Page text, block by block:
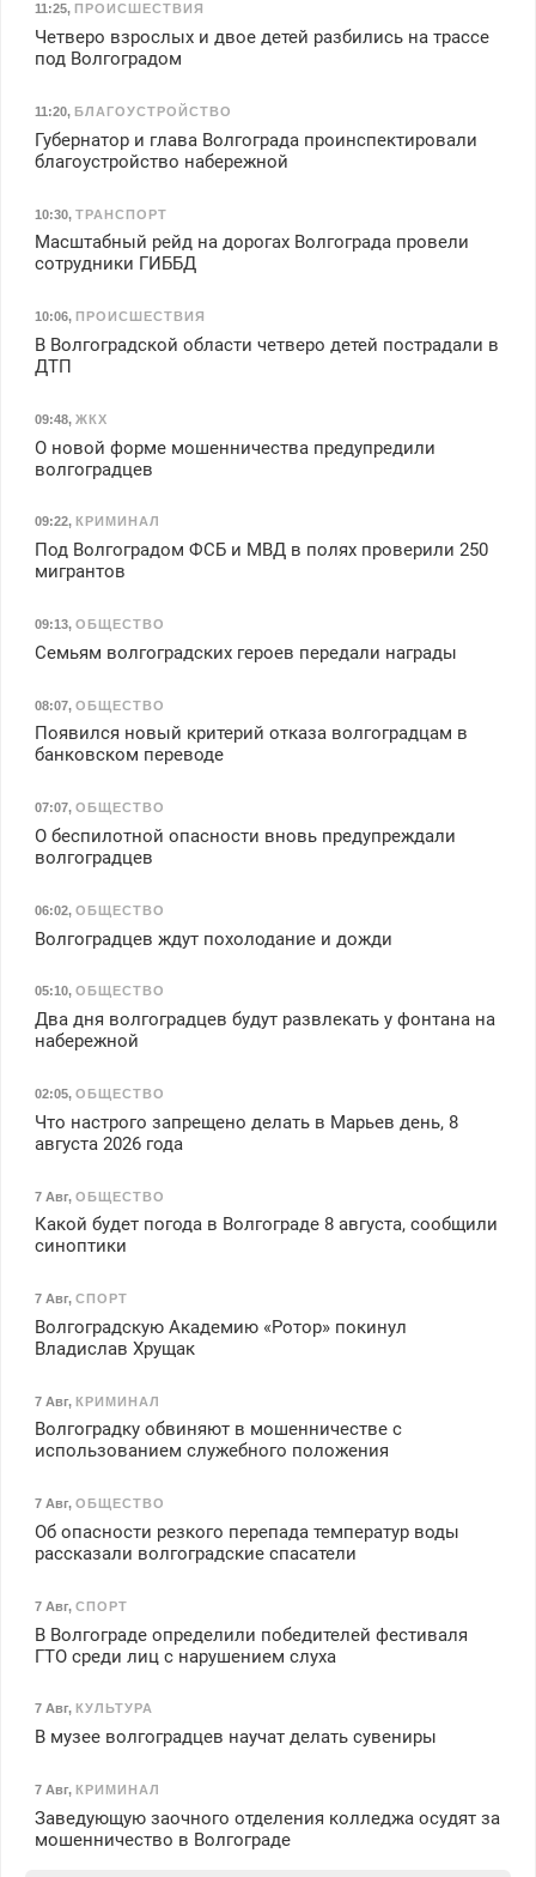
11:25, ПРОИСШЕСТВИЯ
Четверо взрослых и двое детей разбились на трассе
под Волгоградом
11:20, БЛАГОУСТРОЙСТВО
Губернатор и глава Волгограда проинспектировали
благоустройство набережной
10:30, ТРАНСПОРТ
Масштабный рейд на дорогах Волгограда провели
сотрудники ГИББД
10:06, ПРОИСШЕСТВИЯ
В Волгоградской области четверо детей пострадали в
ДТП
09:48, ЖКХ
О новой форме мошенничества предупредили
волгоградцев
09:22, КРИМИНАЛ
Под Волгоградом ФСБ и МВД в полях проверили 250
мигрантов
09:13, ОБЩЕСТВО
Семьям волгоградских героев передали награды
08:07, ОБЩЕСТВО
Появился новый критерий отказа волгоградцам в
банковском переводе
07:07, ОБЩЕСТВО
О беспилотной опасности вновь предупреждали
волгоградцев
06:02, ОБЩЕСТВО
Волгоградцев ждут похолодание и дожди
05:10, ОБЩЕСТВО
Два дня волгоградцев будут развлекать у фонтана на
набережной
02:05, ОБЩЕСТВО
Что настрого запрещено делать в Марьев день, 8
августа 2026 года
7 Авг, ОБЩЕСТВО
Какой будет погода в Волгограде 8 августа, сообщили
синоптики
7 Авг, СПОРТ
Волгоградскую Академию «Ротор» покинул
Владислав Хрущак
7 Авг, КРИМИНАЛ
Волгоградку обвиняют в мошенничестве с
использованием служебного положения
7 Авг, ОБЩЕСТВО
Об опасности резкого перепада температур воды
рассказали волгоградские спасатели
7 Авг, СПОРТ
В Волгограде определили победителей фестиваля
ГТО среди лиц с нарушением слуха
7 Авг, КУЛЬТУРА
В музее волгоградцев научат делать сувениры
7 Авг, КРИМИНАЛ
Заведующую заочного отделения колледжа осудят за
мошенничество в Волгограде